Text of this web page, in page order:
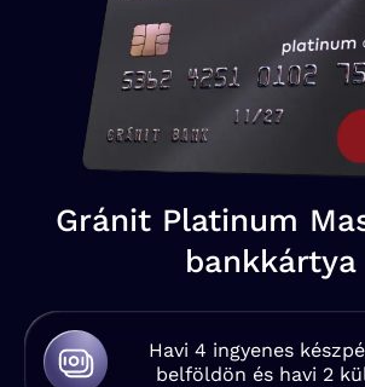
Gránit Platinum
bankkártya
Havi 4 ingyenes
belföldön és havi 2